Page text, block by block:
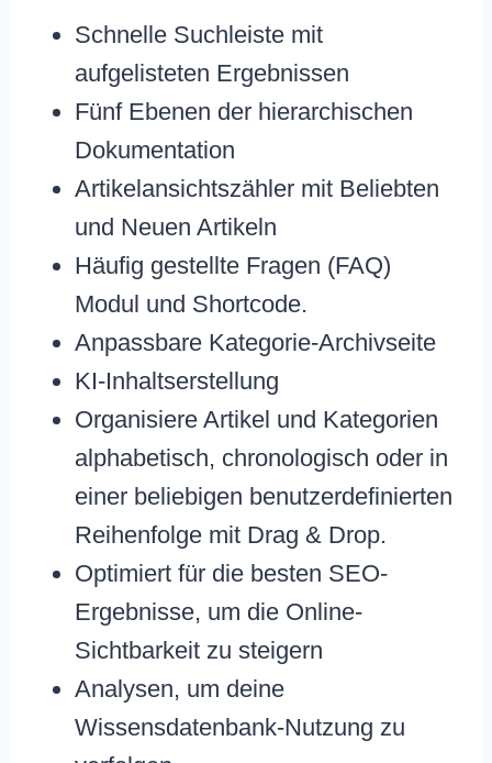
Schnelle Suchleiste mit
aufgelisteten Ergebnissen
Fünf Ebenen der hierarchischen
Dokumentation
Artikelansichtszähler mit Beliebten
und Neuen Artikeln
Häufig gestellte Fragen (FAQ)
Modul und Shortcode.
Anpassbare Kategorie-Archivseite
KI-Inhaltserstellung
Organisiere Artikel und Kategorien
alphabetisch, chronologisch oder in
einer beliebigen benutzerdefinierten
Reihenfolge mit Drag & Drop.
Optimiert für die besten SEO-
Ergebnisse, um die Online-
Sichtbarkeit zu steigern
Analysen, um deine
Wissensdatenbank-Nutzung zu